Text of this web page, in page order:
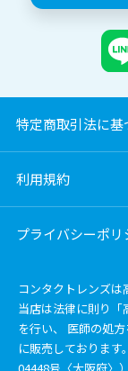
特定商取引法に基
利用規約
プライバシーポリ
コンタクトレンズは
当店は法律に則り
を行い、 医師の処
に販売しておりま